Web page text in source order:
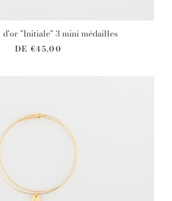
"Initiale" 3 mini médailles
DE€45,00